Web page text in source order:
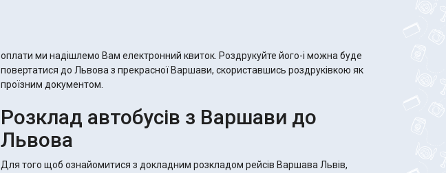
оплати ми надішлемо Вам електронний квиток. Роздрукуйте його-і можна буде
повертатися до Львова з прекрасної Варшави, скориставшись роздруківкою як
проїзним документом.
Розклад автобусів з Варшави до
Львова
Для того щоб ознайомитися з докладним розкладом рейсів Варшава Львів,